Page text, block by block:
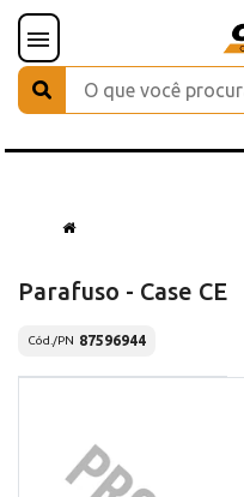
Parafuso - Case CE
Cód./PN 87596944